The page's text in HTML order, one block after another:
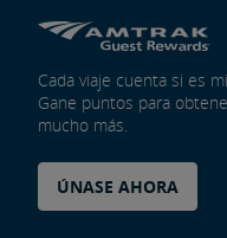
Cada viaje cuenta si es
Gane puntos para
mucho más.
ÚNASE AHORA